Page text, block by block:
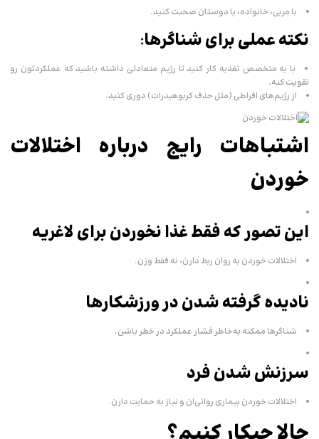
با مربی، خانواده، یا دوستان صحبت کنید.
نکته عملی برای شناگرها:
با یه متخصص تغذیه کار کنید تا رژیم متعادلی داشته باشید که عملکردتون رو
تقویت کنه.
از رژیم‌های افراطی (مثل حذف کربوهیدرات) دوری کنید.
اشتباهات رایج درباره اختلالات
خوردن
این تصور که فقط غذا نخوردن برای لاغریه
اختلالات خوردن به روان ربط دارن، نه فقط وزن.
نادیده گرفته شدن در ورزشکارها
شناگرها ممکنه به‌خاطر فشار عملکرد در خطر باشن.
سرزنش شدن فرد
اختلالات خوردن بیماری روانی‌ان و نیاز به حمایت دارن.